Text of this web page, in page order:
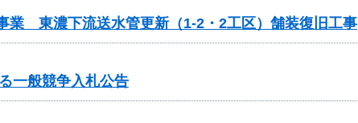
業 東濃下流送水管更新（1-2・2工区）舗装復旧工事
一般競争入札公告